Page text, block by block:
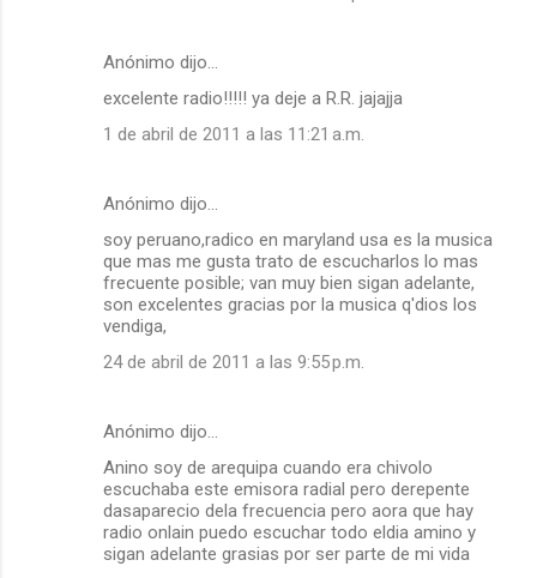
Anónimo dijo…
excelente radio!!!!! ya deje a R.R. jajajja
1 de abril de 2011 a las 11:21 a.m.
Anónimo dijo…
soy peruano,radico en maryland usa es la musica
que mas me gusta trato de escucharlos lo mas
frecuente posible; van muy bien sigan adelante,
son excelentes gracias por la musica q'dios los
vendiga,
24 de abril de 2011 a las 9:55 p.m.
Anónimo dijo…
Anino soy de arequipa cuando era chivolo
escuchaba este emisora radial pero derepente
dasaparecio dela frecuencia pero aora que hay
radio onlain puedo escuchar todo eldia amino y
sigan adelante grasias por ser parte de mi vida